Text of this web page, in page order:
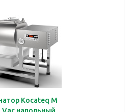
Kocateq M
Vac напольный,